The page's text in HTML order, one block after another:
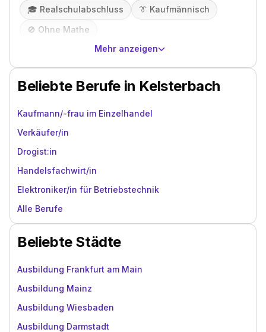
🎓️ Realschulabschluss 👔 Kaufmännisch
🚫 Ohne Mathe
Mehr anzeigen
Beliebte Berufe in Kelsterbach
Kaufmann/-frau im Einzelhandel
Verkäufer/in
Drogist:in
Handelsfachwirt/in
Elektroniker/in für Betriebstechnik
Alle Berufe
Beliebte Städte
Ausbildung Frankfurt am Main
Ausbildung Mainz
Ausbildung Wiesbaden
Ausbildung Darmstadt